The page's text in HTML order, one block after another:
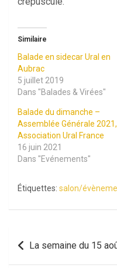
Similaire
Balade en sidecar Ural en
Aubrac
5 juillet 2019
Dans "Balades & Virées"
Balade du dimanche –
Assemblée Générale 2021,
Association Ural France
16 juin 2021
Dans "Evénements"
Étiquettes: salon/
Navigation
La semaine du 15